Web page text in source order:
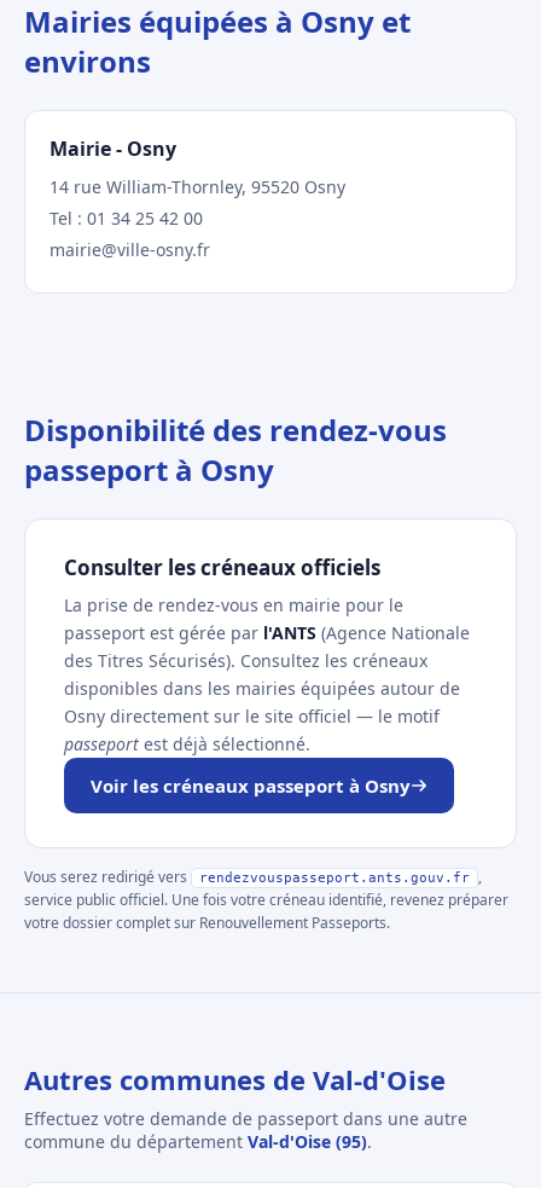
Mairies équipées à Osny et
environs
Mairie - Osny
14 rue William-Thornley, 95520 Osny
Tel : 01 34 25 42 00
mairie@ville-osny.fr
Disponibilité des rendez-vous
passeport à Osny
Consulter les créneaux officiels
La prise de rendez-vous en mairie pour le
passeport est gérée par l'ANTS (Agence Nationale
des Titres Sécurisés). Consultez les créneaux
disponibles dans les mairies équipées autour de
Osny directement sur le site officiel — le motif
passeport est déjà sélectionné.
Voir les créneaux passeport à Osny
Vous serez redirigé vers rendezvouspasseport.ants.gouv.fr
,
service public officiel. Une fois votre créneau identifié, revenez préparer
votre dossier complet sur Renouvellement Passeports.
Autres communes de Val-d'Oise
Effectuez votre demande de passeport dans une autre
commune du département Val-d'Oise (95).